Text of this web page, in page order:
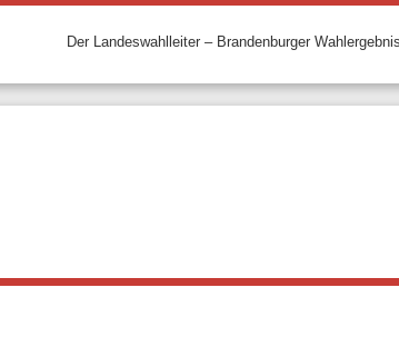
Der Landeswahlleiter – Brandenburger